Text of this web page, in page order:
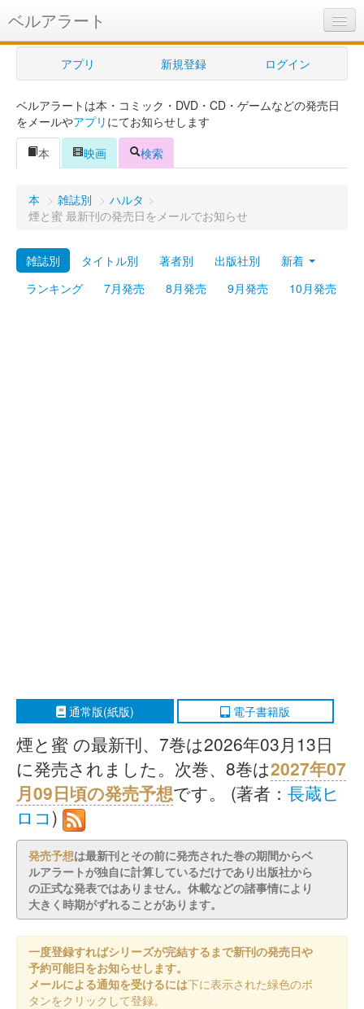
ベルアラート
ベルアラートとは
ヘルプ
新規登録
ログイン
購入管理
Myシェルフ
プレミアム
アプリ 新規登録 ログイン
ベルアラートは本・コミック・DVD・CD・ゲームなどの発売日
をメールやアプリ にてお知らせします
本
映画 検索
本 > 雑誌別 > ハルタ >
煙と蜜 最新刊の発売日をメールでお知らせ
雑誌別 タイトル別 著者別 出版社別
新着
ランキング
7月発売 8月発売 9月発売 10月発売
通常版(紙版) 電子書籍版
煙と蜜 の最新刊、7巻は2026年03月13日
に発売されました。次巻、8巻は2027年07
月09日頃の発売予想です。 (著者： 長蔵ヒ
ロコ )
発売予想は最新刊とその前に発売された巻の期間からベ
ルアラートが独自に計算しているだけであり出版社から
の正式な発表ではありません。休載などの諸事情により
大きく時期がずれることがあります。
一度登録すればシリーズが完結するまで新刊の発売日や
予約可能日をお知らせします。
メールによる通知を受けるには下に表示された緑色のボ
タンをクリックして登録。